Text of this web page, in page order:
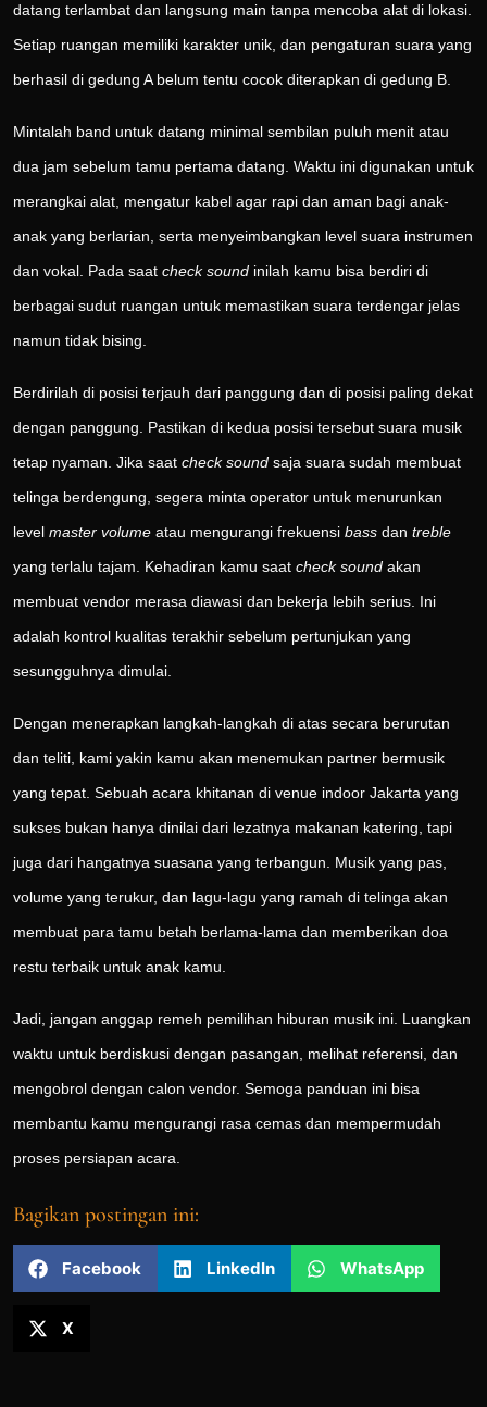
datang terlambat dan langsung main tanpa mencoba alat di lokasi.
Setiap ruangan memiliki karakter unik, dan pengaturan suara yang
berhasil di gedung A belum tentu cocok diterapkan di gedung B.
Mintalah band untuk datang minimal sembilan puluh menit atau
dua jam sebelum tamu pertama datang. Waktu ini digunakan untuk
merangkai alat, mengatur kabel agar rapi dan aman bagi anak-
anak yang berlarian, serta menyeimbangkan level suara instrumen
dan vokal. Pada saat check sound inilah kamu bisa berdiri di
berbagai sudut ruangan untuk memastikan suara terdengar jelas
namun tidak bising.
Berdirilah di posisi terjauh dari panggung dan di posisi paling dekat
dengan panggung. Pastikan di kedua posisi tersebut suara musik
tetap nyaman. Jika saat check sound saja suara sudah membuat
telinga berdengung, segera minta operator untuk menurunkan
level master volume atau mengurangi frekuensi bass dan treble
yang terlalu tajam. Kehadiran kamu saat check sound akan
membuat vendor merasa diawasi dan bekerja lebih serius. Ini
adalah kontrol kualitas terakhir sebelum pertunjukan yang
sesungguhnya dimulai.
Dengan menerapkan langkah-langkah di atas secara berurutan
dan teliti, kami yakin kamu akan menemukan partner bermusik
yang tepat. Sebuah acara khitanan di venue indoor Jakarta yang
sukses bukan hanya dinilai dari lezatnya makanan katering, tapi
juga dari hangatnya suasana yang terbangun. Musik yang pas,
volume yang terukur, dan lagu-lagu yang ramah di telinga akan
membuat para tamu betah berlama-lama dan memberikan doa
restu terbaik untuk anak kamu.
Jadi, jangan anggap remeh pemilihan hiburan musik ini. Luangkan
waktu untuk berdiskusi dengan pasangan, melihat referensi, dan
mengobrol dengan calon vendor. Semoga panduan ini bisa
membantu kamu mengurangi rasa cemas dan mempermudah
proses persiapan acara.
Bagikan postingan ini:
Facebook LinkedIn WhatsApp
X